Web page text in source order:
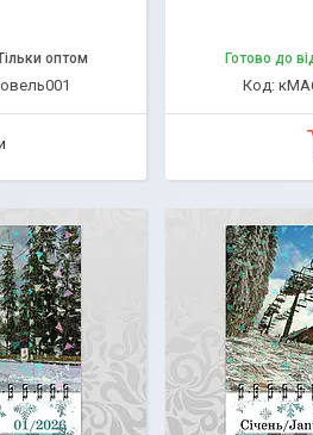
оптом Готово до